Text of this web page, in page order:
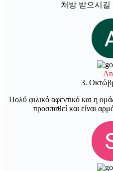
처방 받으시
3.
Πολύ φιλικό αφεντικό και η
προσπαθεί και είναι